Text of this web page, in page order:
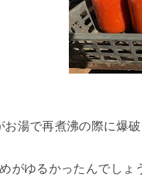
お湯で再煮沸の際に爆
がゆるかったんでしょ